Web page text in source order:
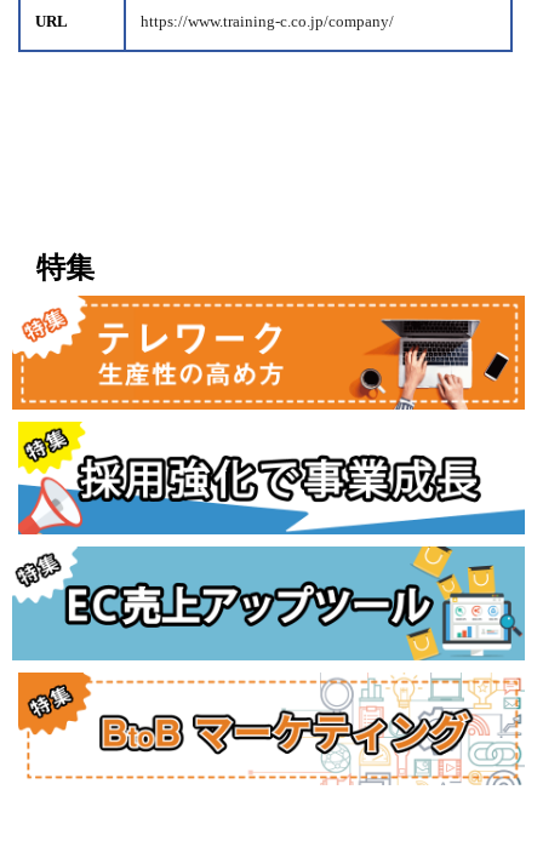
URL https://www.training-c.co.jp/company/
特集